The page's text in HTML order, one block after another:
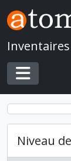
Skip to main
Toggle
Niveau